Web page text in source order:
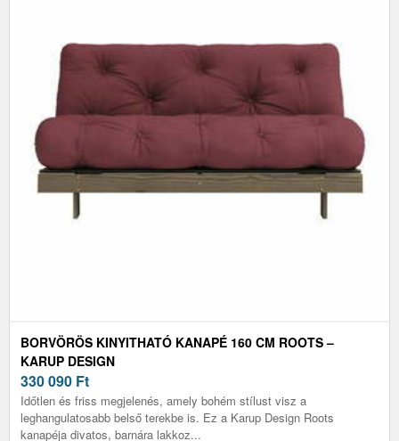
BORVÖRÖS KINYITHATÓ KANAPÉ 160 CM ROOTS –
KARUP DESIGN
330 090 Ft
Időtlen és friss megjelenés, amely bohém stílust visz a
leghangulatosabb belső terekbe is. Ez a Karup Design Roots
kanapéja divatos, barnára lakkoz...